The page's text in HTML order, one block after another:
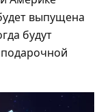
выпущена
будут